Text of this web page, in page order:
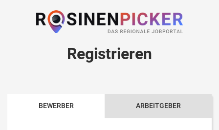
Registrieren
BEWERBER ARBEITGEBER